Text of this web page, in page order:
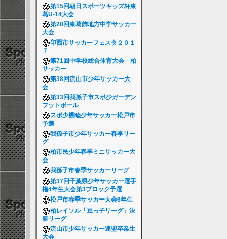
第15回朝日スポーツキッズ杯東
葛U-14大会
第28回東葛飾地方中学サッカー
大会
印西市サッカーフェスタ２０１
７
第71回中学校総合体育大会 柏
サッカー
第38回流山市少年サッカー大
会
第33回我孫子市スポ少ガーデン
フットボール
スポ少親睦少年サッカー松戸市
予選
我孫子市少年サッカー春季リー
グ
柏市民少年春季ミニサッカー大
会
我孫子市春季サッカーリーグ
第37回千葉県少年サッカー選手
権4年生大会第3ブロック予選
松戸市春季サッカー大会6年生
柏レイソル「豆っ子リーグ」決
勝リーグ
流山市少年サッカー連盟卒業生
大会